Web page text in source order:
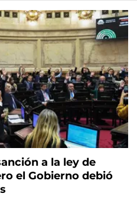
a la ley de
el Gobierno debió